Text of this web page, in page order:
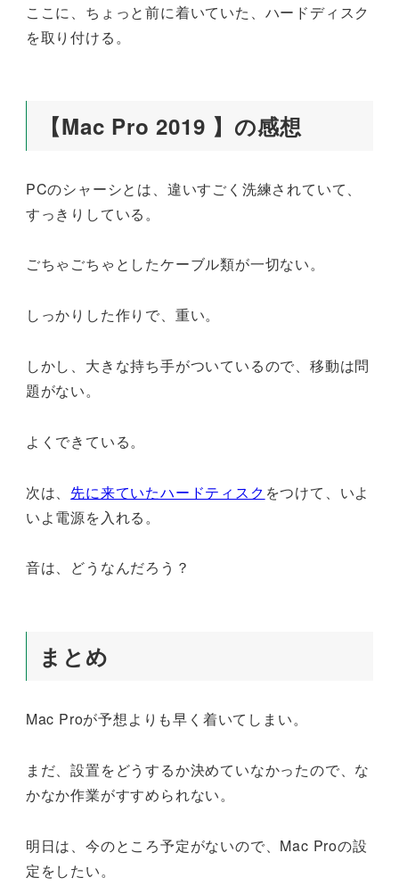
ここに、ちょっと前に着いていた、ハードディスク
を取り付ける。
【Mac Pro 2019 】の感想
PCのシャーシとは、違いすごく洗練されていて、
すっきりしている。
ごちゃごちゃとしたケーブル類が一切ない。
しっかりした作りで、重い。
しかし、大きな持ち手がついているので、移動は問
題がない。
よくできている。
次は、 先に来ていたハードティスク をつけて、いよ
いよ電源を入れる。
音は、どうなんだろう？
まとめ
Mac Proが予想よりも早く着いてしまい。
まだ、設置をどうするか決めていなかったので、な
かなか作業がすすめられない。
明日は、今のところ予定がないので、Mac Proの設
定をしたい。